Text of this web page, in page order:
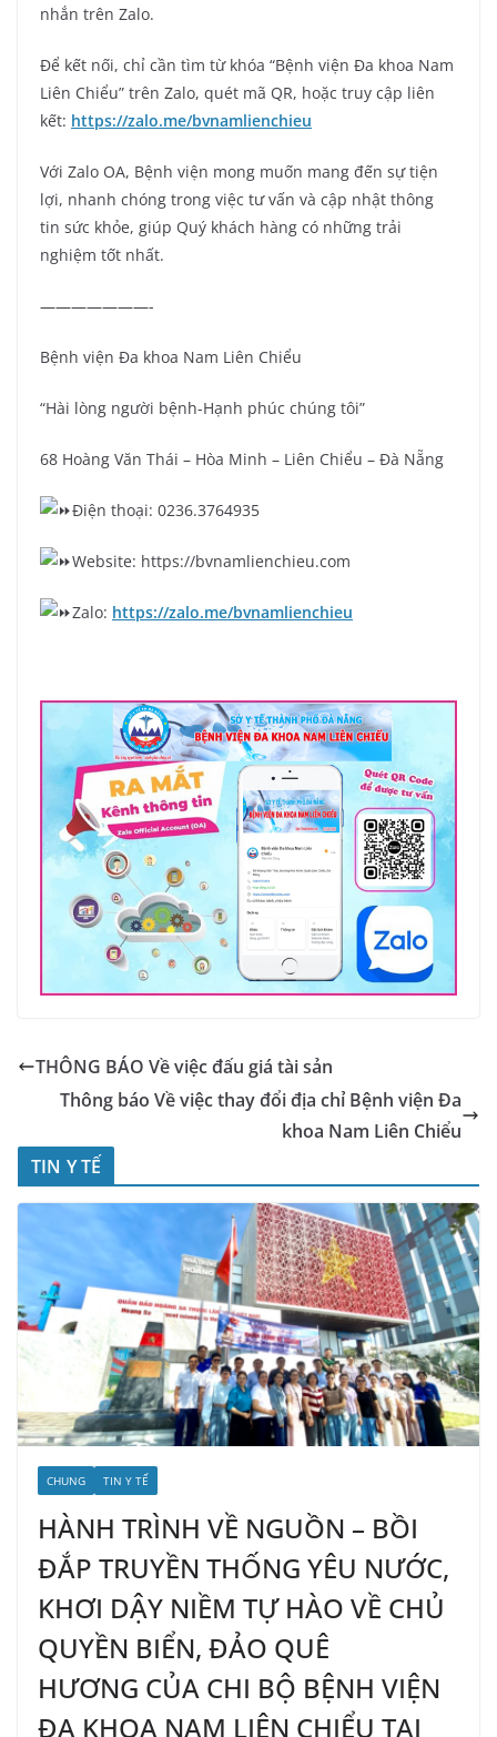
nhắn trên Zalo.
Để kết nối, chỉ cần tìm từ khóa “Bệnh viện Đa khoa Nam
Liên Chiểu” trên Zalo, quét mã QR, hoặc truy cập liên
kết: https://zalo.me/bvnamlienchieu
Với Zalo OA, Bệnh viện mong muốn mang đến sự tiện
lợi, nhanh chóng trong việc tư vấn và cập nhật thông
tin sức khỏe, giúp Quý khách hàng có những trải
nghiệm tốt nhất.
———————-
Bệnh viện Đa khoa Nam Liên Chiểu
“Hài lòng người bệnh-Hạnh phúc chúng tôi”
68 Hoàng Văn Thái – Hòa Minh – Liên Chiểu – Đà Nẵng
Điện thoại: 0236.3764935
Website: https://bvnamlienchieu.com
Zalo: https://zalo.me/bvnamlienchieu
THÔNG BÁO Về việc đấu giá tài sản
Thông báo Về việc thay đổi địa chỉ Bệnh viện Đa
khoa Nam Liên Chiểu
TIN Y TẾ
CHUNG TIN Y TẾ
HÀNH TRÌNH VỀ NGUỒN – BỒI
ĐẮP TRUYỀN THỐNG YÊU NƯỚC,
KHƠI DẬY NIỀM TỰ HÀO VỀ CHỦ
QUYỀN BIỂN, ĐẢO QUÊ
HƯƠNG CỦA CHI BỘ BỆNH VIỆN
ĐA KHOA NAM LIÊN CHIỂU TẠI